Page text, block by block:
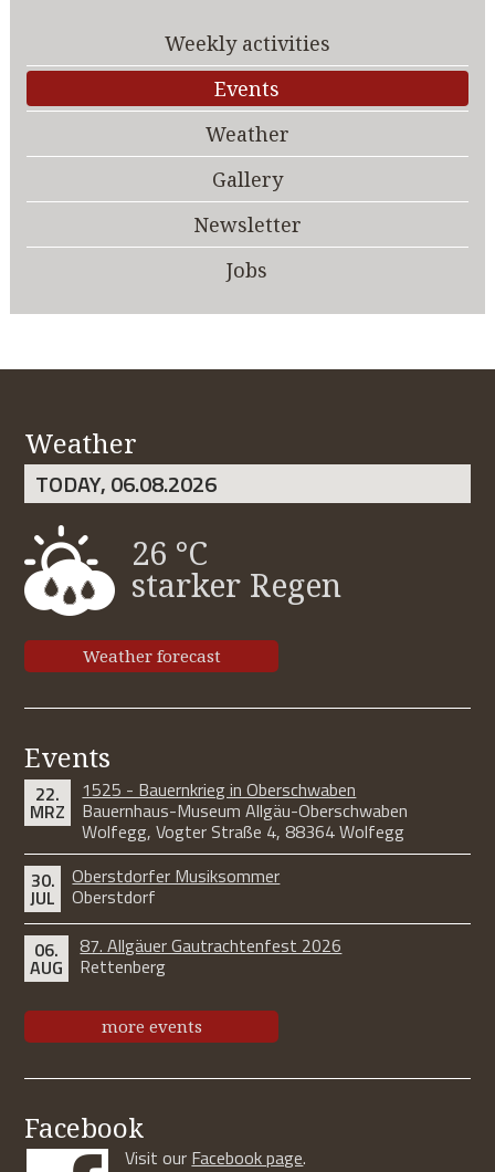
Weekly activities
Events
Weather
Gallery
Newsletter
Jobs
Weather
TODAY, 06.08.2026
26 °C
starker Regen
Weather forecast
Events
22.
MRZ
1525 - Bauernkrieg in Oberschwaben
Bauernhaus-Museum Allgäu-Oberschwaben
Wolfegg, Vogter Straße 4, 88364 Wolfegg
30.
JUL
Oberstdorfer Musiksommer
Oberstdorf
06.
AUG
87. Allgäuer Gautrachtenfest 2026
Rettenberg
more events
Facebook
Visit our Facebook page.